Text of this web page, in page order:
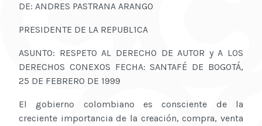
DE: ANDRES PASTRANA ARANGO
PRESIDENTE DE LA REPUBL1CA
ASUNTO: RESPETO AL DERECHO DE AUTOR y A LOS
DERECHOS CONEXOS FECHA: SANTAFÉ DE BOGOTÁ,
25 DE FEBRERO DE 1999
El gobierno colombiano es consciente de la
creciente importancia de la creación, compra, venta